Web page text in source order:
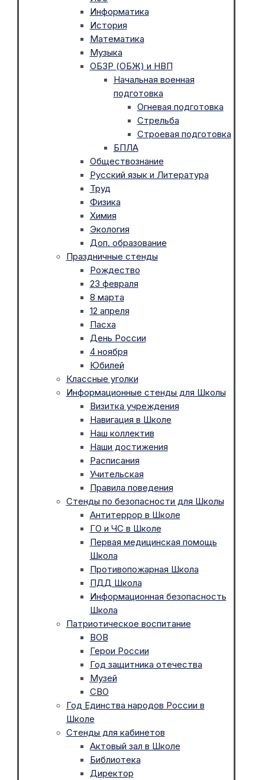
Информатика
История
Математика
Музыка
ОБЗР (ОБЖ) и НВП
Начальная военная
подготовка
Огневая подготовка
Стрельба
Строевая подготовка
БПЛА
Обществознание
Русский язык и Литература
Труд
Физика
Химия
Экология
Доп. образование
Праздничные стенды
Рождество
23 февраля
8 марта
12 апреля
Пасха
День России
4 ноября
Юбилей
Классные уголки
Информационные стенды для Школы
Визитка учреждения
Навигация в Школе
Наш коллектив
Наши достижения
Расписания
Учительская
Правила поведения
Стенды по безопасности для Школы
Антитеррор в Школе
ГО и ЧС в Школе
Первая медицинская помощь
Школа
Противопожарная Школа
ПДД Школа
Информационная безопасность
Школа
Патриотическое воспитание
ВОВ
Герои России
Год защитника отечества
Музей
СВО
Год Единства народов России в
Школе
Стенды для кабинетов
Актовый зал в Школе
Библиотека
Директор